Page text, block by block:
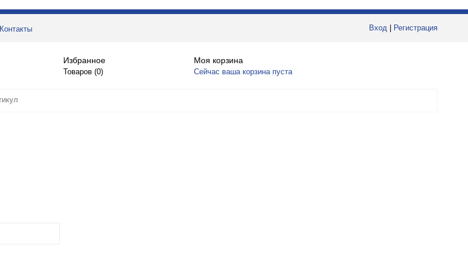
Вход Регистрация
Контакты
Избранное
Товаров (0)
Моя корзина
Сейчас ваша корзина пуста